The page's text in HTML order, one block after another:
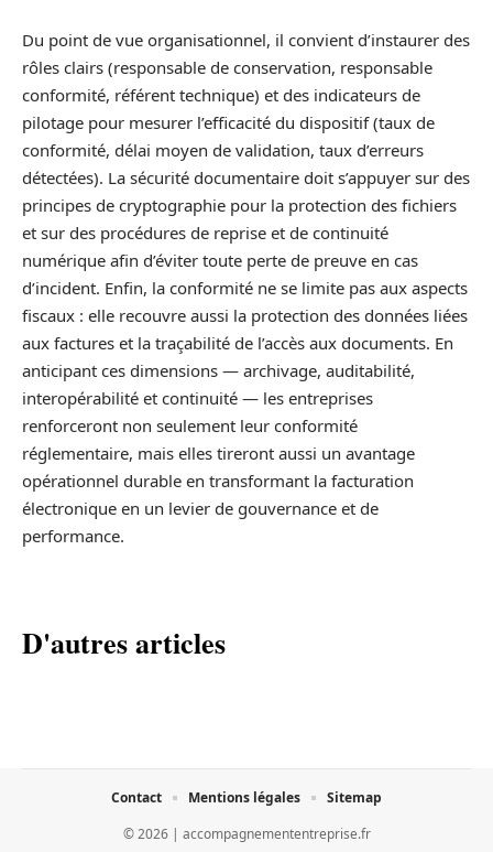
Du point de vue organisationnel, il convient d’instaurer des
rôles clairs (responsable de conservation, responsable
conformité, référent technique) et des indicateurs de
pilotage pour mesurer l’efficacité du dispositif (taux de
conformité, délai moyen de validation, taux d’erreurs
détectées). La sécurité documentaire doit s’appuyer sur des
principes de cryptographie pour la protection des fichiers
et sur des procédures de reprise et de continuité
numérique afin d’éviter toute perte de preuve en cas
d’incident. Enfin, la conformité ne se limite pas aux aspects
fiscaux : elle recouvre aussi la protection des données liées
aux factures et la traçabilité de l’accès aux documents. En
anticipant ces dimensions — archivage, auditabilité,
interopérabilité et continuité — les entreprises
renforceront non seulement leur conformité
réglementaire, mais elles tireront aussi un avantage
opérationnel durable en transformant la facturation
électronique en un levier de gouvernance et de
performance.
D'autres articles
© 2026 | accompagnemententreprise.fr
Contact Mentions légales Sitemap